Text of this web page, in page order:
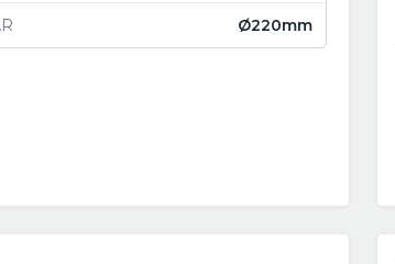
Ø220mm